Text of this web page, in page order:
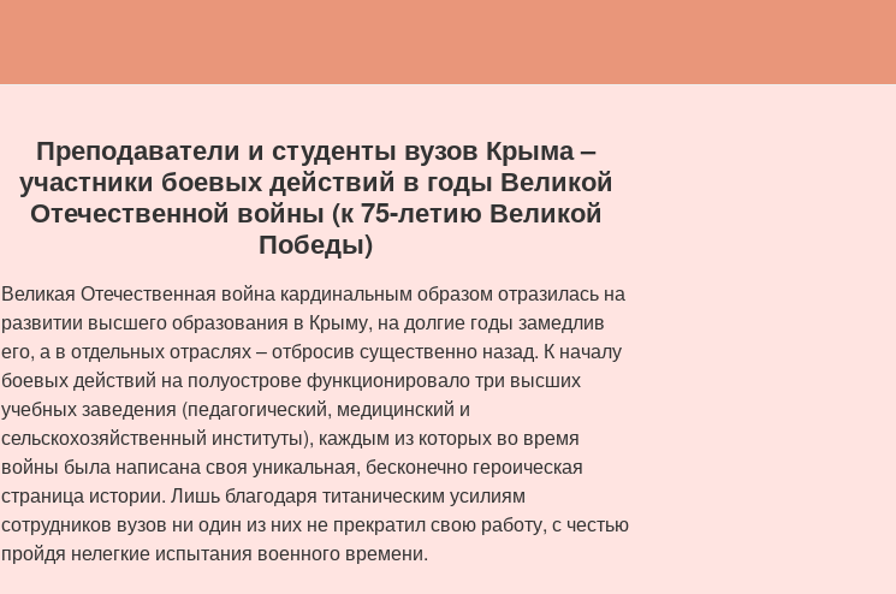
Преподаватели и студенты вузов Крыма –
участники боевых действий в годы Великой
Отечественной войны (к 75-летию Великой
Победы)
Великая Отечественная война кардинальным образом отразилась на
развитии высшего образования в Крыму, на долгие годы замедлив
его, а в отдельных отраслях – отбросив существенно назад. К началу
боевых действий на полуострове функционировало три высших
учебных заведения (педагогический, медицинский и
сельскохозяйственный институты), каждым из которых во время
войны была написана своя уникальная, бесконечно героическая
страница истории. Лишь благодаря титаническим усилиям
сотрудников вузов ни один из них не прекратил свою работу, с честью
пройдя нелегкие испытания военного времени.